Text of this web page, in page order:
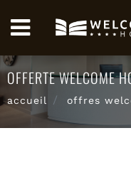
OFFERTE WELCOME
accueil offres